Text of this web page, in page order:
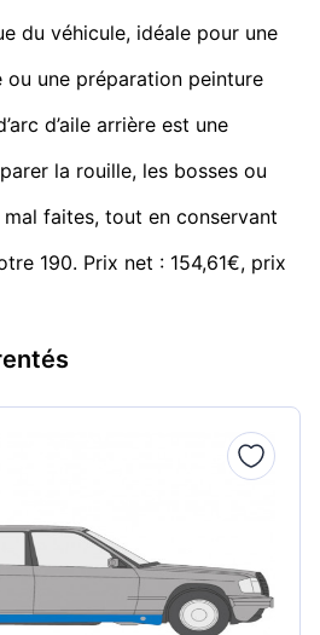
du véhicule, idéale pour une
ou une préparation peinture
d’aile arrière est une
la rouille, les bosses ou
faites, tout en conservant
190. Prix net : 154,61€, prix